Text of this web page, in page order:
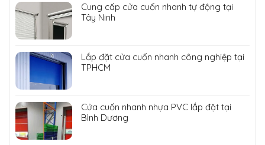
Cung cấp cửa cuốn nhanh tự động tại
Tây Ninh
Lắp đặt cửa cuốn nhanh công nghiệp tại
TPHCM
Cửa cuốn nhanh nhựa PVC lắp đặt tại
Bình Dương